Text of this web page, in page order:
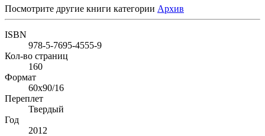
Посмотрите другие книги категории Архив
ISBN
978-5-7695-4555-9
Кол-во страниц
160
Формат
60х90/16
Переплет
Твердый
Год
2012